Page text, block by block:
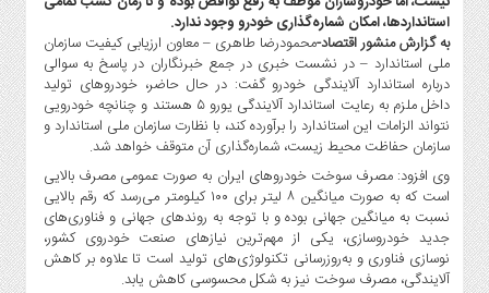
آوری
بانک
،
بیمه
و
ارز
دیجیتال
کشاورزی
و
صنایع
غذایی
استانداردها، امکان شماره‌گذاری خودرو وجود ندارد.
به گزارش منشور اقتصاد-محمودرضا طاهری – معاون ارزیابی کیفیت سازمان
ملی استاندارد – در نشست خبری در جمع خبرنگاران در پاسخ به سوالی
درباره استاندارد آلایندگی خودرو گفت: در حال حاضر، خودروهای تولید
داخل ملزم به رعایت استاندارد آلایندگی یورو ۵ هستند و چنانچه خودرویی
نتواند الزامات این استاندارد را برآورده کند، با نظارت سازمان ملی استاندارد و
سازمان حفاظت محیط زیست، شماره‌گذاری آن متوقف خواهد شد.
وی افزود: مصرف سوخت خودروهای ایران به صورت عمومی مصرف بالایی
است که به صورت میانگین ۸ لیتر برای ۱۰۰ کیلومتر می‌رسد که رقم بالایی
نسبت به میانگین جهانی بوده و با توجه به روندهای جهانی و فناوری‌های
جدید خودروسازی، یکی از مهم‌ترین نیازهای صنعت خودروی کشور،
نوسازی فناوری و به‌روزرسانی تکنولوژی‌های تولید است تا علاوه بر کاهش
آلایندگی، مصرف سوخت نیز به شکل محسوسی کاهش یابد.